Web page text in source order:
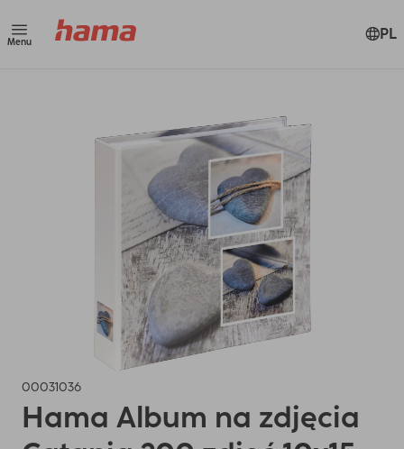
Menu PL
00031036
Hama Album na zdjęcia